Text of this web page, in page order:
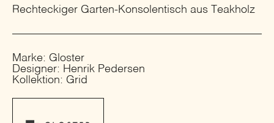
Rechteckiger Garten-Konsolentisch aus Teakholz
Marke: Gloster
Designer: Henrik Pedersen
Kollektion: Grid